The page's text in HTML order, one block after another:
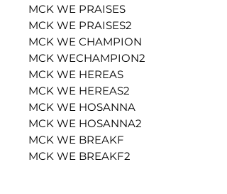
MCK WE PRAISES
MCK WE PRAISES2
MCK WE CHAMPION
MCK WECHAMPION2
MCK WE HEREAS
MCK WE HEREAS2
MCK WE HOSANNA
MCK WE HOSANNA2
MCK WE BREAKF
MCK WE BREAKF2